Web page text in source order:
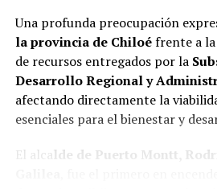
Una profunda preocupación
la provincia de Chiloéfrente a la
de recursos entregados por la
Desarrollo Regional y
afectando directamente la
esenciales para el bienestar y
El alca lde de Puerto Montt,